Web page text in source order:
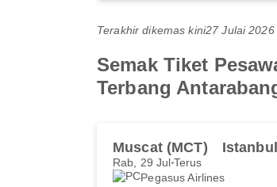
Terakhir dikemas kini27 Julai
Semak Tiket
Terbang
Muscat (MCT)
Rab, 29 Jul Terus
Pegasus Airlines